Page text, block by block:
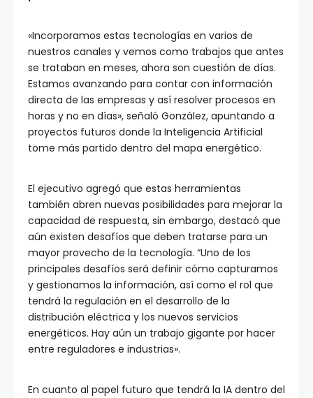
«Incorporamos estas tecnologías en varios de
nuestros canales y vemos como trabajos que antes
se trataban en meses, ahora son cuestión de días.
Estamos avanzando para contar con información
directa de las empresas y así resolver procesos en
horas y no en días», señaló González, apuntando a
proyectos futuros donde la Inteligencia Artificial
tome más partido dentro del mapa energético.
El ejecutivo agregó que estas herramientas
también abren nuevas posibilidades para mejorar la
capacidad de respuesta, sin embargo, destacó que
aún existen desafíos que deben tratarse para un
mayor provecho de la tecnología. “Uno de los
principales desafíos será definir cómo capturamos
y gestionamos la información, así como el rol que
tendrá la regulación en el desarrollo de la
distribución eléctrica y los nuevos servicios
energéticos. Hay aún un trabajo gigante por hacer
entre reguladores e industrias».
En cuanto al papel futuro que tendrá la IA dentro del